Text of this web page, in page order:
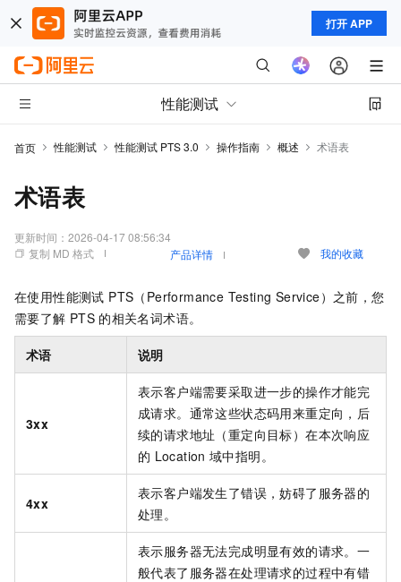
打开 APP
性能测试
首页 性能测试 性能测试 PTS 3.0 操作指南 概述 术语表
术语表
更新时间： 2026-04-17 08:56:34
复制 MD 格式
产品详情 我的收藏
在使用性能测试 PTS（Performance Testing Service）之前，您
需要了解 PTS 的相关名词术语。
术语 说明
3xx
表示客户端需要采取进一步的操作才能完
成请求。通常这些状态码用来重定向，后
续的请求地址（重定向目标）在本次响应
的 Location 域中指明。
4xx
表示客户端发生了错误，妨碍了服务器的
处理。
表示服务器无法完成明显有效的请求。一
般代表了服务器在处理请求的过程中有错